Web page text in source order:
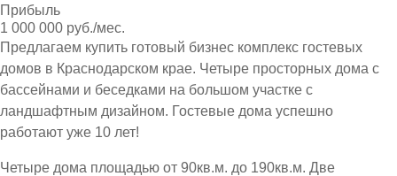
Прибыль
1 000 000 руб./мес.
Предлагаем купить готовый бизнес комплекс гостевых
домов в Краснодарском крае. Четыре просторных дома с
бассейнами и беседками на большом участке с
ландшафтным дизайном. Гостевые дома успешно
работают уже 10 лет!
Четыре дома площадью от 90кв.м. до 190кв.м. Две